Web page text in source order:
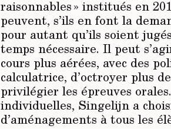
raisonnables » institués en
peuvent, s’ils en font la
pour autant qu’ils soient
temps nécessaire. Il peut
cours plus aérées, avec des
calculatrice, d’octroyer plus
privilégier les épreuves
individuelles, Singelijn a
d’aménagements à tous les